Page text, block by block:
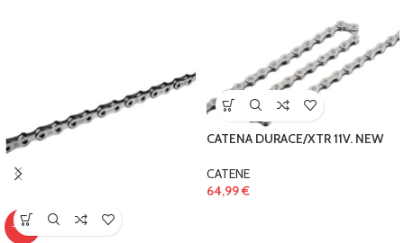
-10%
CATENA DURACE/XTR 11V. NEW
CATENE
64,99€